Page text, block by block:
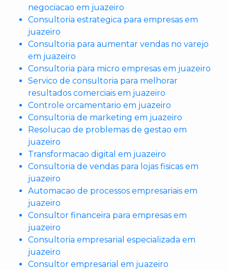
negociacao em juazeiro
Consultoria estrategica para empresas em
juazeiro
Consultoria para aumentar vendas no varejo
em juazeiro
Consultoria para micro empresas em juazeiro
Servico de consultoria para melhorar
resultados comerciais em juazeiro
Controle orcamentario em juazeiro
Consultoria de marketing em juazeiro
Resolucao de problemas de gestao em
juazeiro
Transformacao digital em juazeiro
Consultoria de vendas para lojas fisicas em
juazeiro
Automacao de processos empresariais em
juazeiro
Consultor financeira para empresas em
juazeiro
Consultoria empresarial especializada em
juazeiro
Consultor empresarial em juazeiro